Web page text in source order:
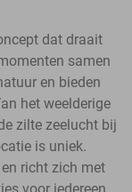
dat draait
samen
en bieden
het weelderige
zilte zeelucht bij
is uniek.
richt zich met